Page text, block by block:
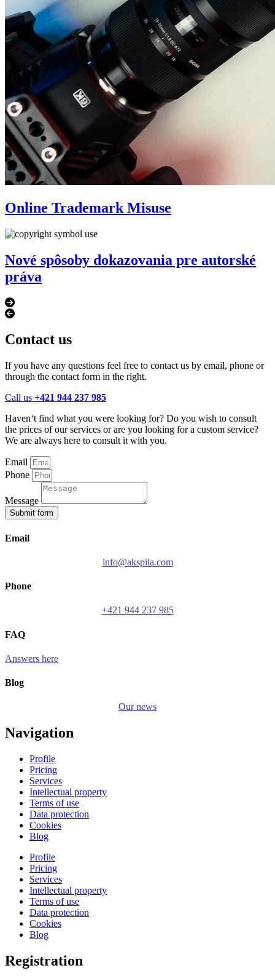
Online Trademark Misuse
Nové spôsoby dokazovania pre autorské
práva
Contact us
If you have any questions feel free to contact us by email, phone or
through the contact form in the right.
Call us +421 944 237 985
Haven‘t find what you were looking for? Do you wish to consult
the prices of our services or are you looking for a custom service?
We are always here to consult it with you.
Email
Phone
Message
Submit form
Email
info@akspila.com
Phone
+421 944 237 985
FAQ
Answers here
Blog
Our news
Navigation
Profile
Pricing
Services
Intellectual property
Terms of use
Data protection
Cookies
Blog
Profile
Pricing
Services
Intellectual property
Terms of use
Data protection
Cookies
Blog
Registration